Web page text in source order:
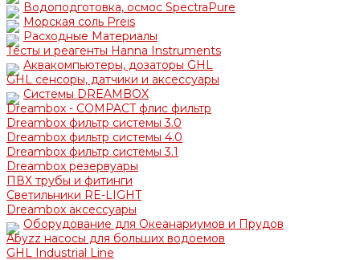
Водоподготовка, осмос SpectraPure
Морская соль Preis
Расходные Материалы
Тесты и реагенты Hanna Instruments
Аквакомпьютеры, дозаторы GHL
GHL сенсоры, датчики и аксессуары
Системы DREAMBOX
Dreambox - COMPACT флис фильтр
Dreambox фильтр системы 3.0
Dreambox фильтр системы 4.0
Dreambox фильтр системы 3.1
Dreambox резервуары
ПВХ трубы и фитинги
Светильники RE-LIGHT
Dreambox аксессуары
Оборудование для Океанариумов и Прудов
Abyzz насосы для больших водоемов
GHL Industrial Line